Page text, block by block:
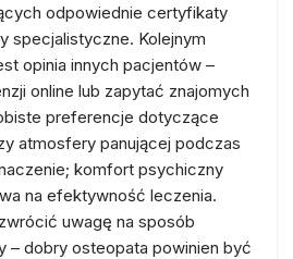
odpowiednie certyfikaty
specjalistyczne. Kolejnym
opinia innych pacjentów –
online lub zapytać znajomych
preferencje dotyczące
atmosfery panującej podczas
komfort psychiczny
na efektywność leczenia.
uwagę na sposób
– dobry osteopata powinien być